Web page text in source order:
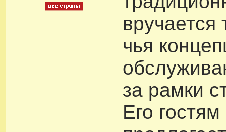
чья
за рамки
Его гостям